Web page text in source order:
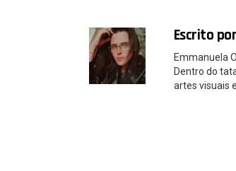
Escrito por
Emmanuela
Dentro do
artes visuais